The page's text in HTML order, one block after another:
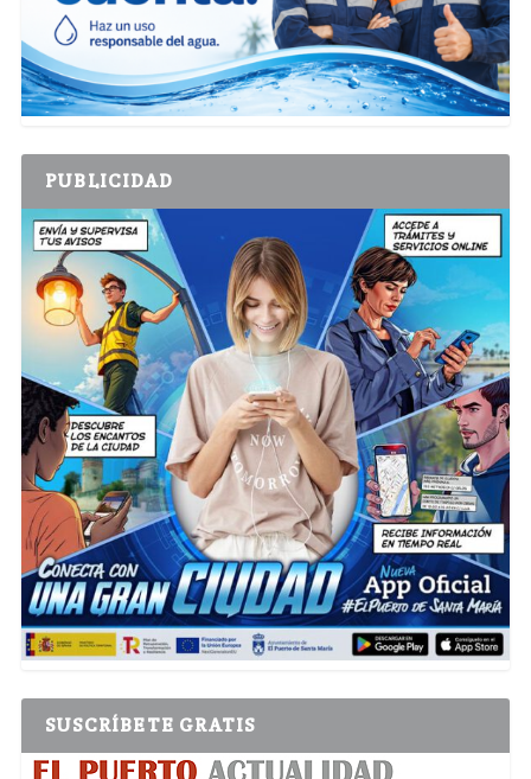
PUBLICIDAD
SUSCRÍBETE GRATIS